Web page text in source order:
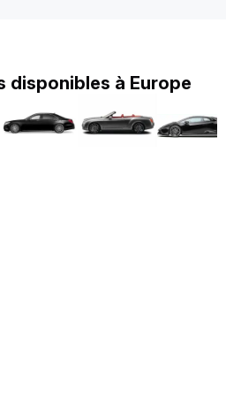
disponibles à Europe